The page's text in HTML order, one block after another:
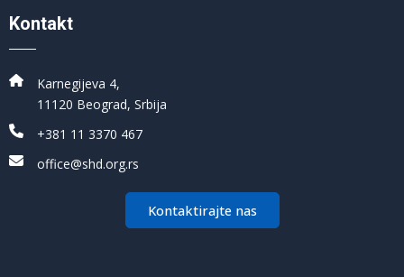
Kontakt
Karnegijeva 4,
11120 Beograd, Srbija
+381 11 3370 467
office@shd.org.rs
Kontaktirajte nas